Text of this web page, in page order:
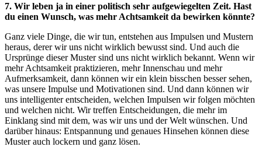
7. Wir leben ja in einer politisch sehr aufgewiegelten Zeit. Hast
du einen Wunsch, was mehr Achtsamkeit da bewirken könnte?
Ganz viele Dinge, die wir tun, entstehen aus Impulsen und Mustern
heraus, derer wir uns nicht wirklich bewusst sind. Und auch die
Ursprünge dieser Muster sind uns nicht wirklich bekannt. Wenn wir
mehr Achtsamkeit praktizieren, mehr Innenschau und mehr
Aufmerksamkeit, dann können wir ein klein bisschen besser sehen,
was unsere Impulse und Motivationen sind. Und dann können wir
uns intelligenter entscheiden, welchen Impulsen wir folgen möchten
und welchen nicht. Wir treffen Entscheidungen, die mehr im
Einklang sind mit dem, was wir uns und der Welt wünschen. Und
darüber hinaus: Entspannung und genaues Hinsehen können diese
Muster auch lockern und ganz lösen.